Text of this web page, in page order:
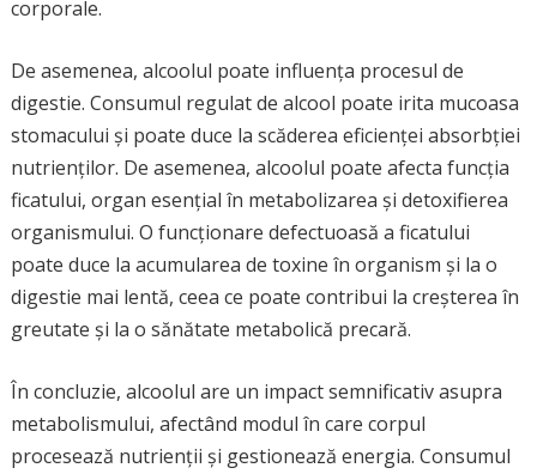
corporale.
De asemenea, alcoolul poate influența procesul de
digestie. Consumul regulat de alcool poate irita mucoasa
stomacului și poate duce la scăderea eficienței absorbției
nutrienților. De asemenea, alcoolul poate afecta funcția
ficatului, organ esențial în metabolizarea și detoxifierea
organismului. O funcționare defectuoasă a ficatului
poate duce la acumularea de toxine în organism și la o
digestie mai lentă, ceea ce poate contribui la creșterea în
greutate și la o sănătate metabolică precară.
În concluzie, alcoolul are un impact semnificativ asupra
metabolismului, afectând modul în care corpul
procesează nutrienții și gestionează energia. Consumul